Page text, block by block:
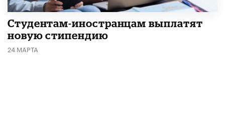
Студентам-иностранцам выплатят
новую стипендию
24 МАРТА